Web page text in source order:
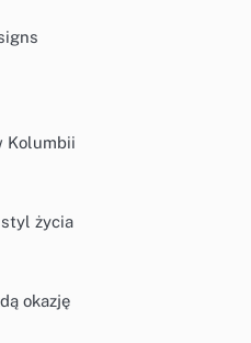
Kolumbii
życia
okazję